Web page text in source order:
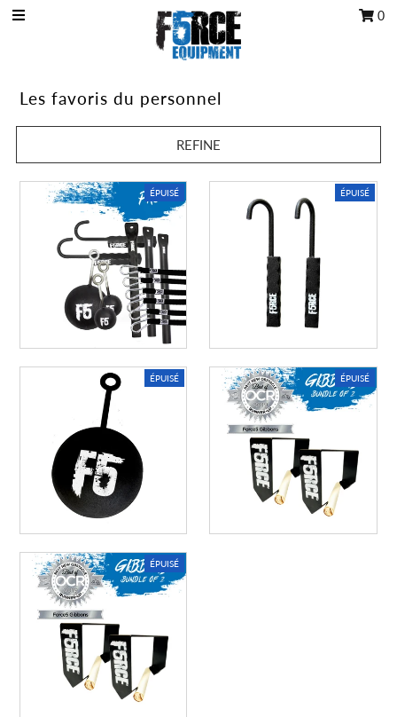
Tous les produits
Carte cadeau
Programme du club d'entraînement
Se connecter/Rejoindre
Texte en vedette
Un endroit idéal pour parler d'une vente
0
Les favoris du personnel
REFINE
ÉPUISÉ ÉPUISÉ
ÉPUISÉ ÉPUISÉ
ÉPUISÉ